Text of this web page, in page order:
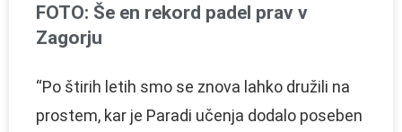
FOTO: Še en rekord padel prav v
Zagorju
“Po štirih letih smo se znova lahko družili na
prostem, kar je Paradi učenja dodalo poseben